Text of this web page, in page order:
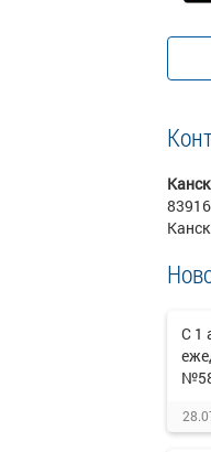
Канск
С 1